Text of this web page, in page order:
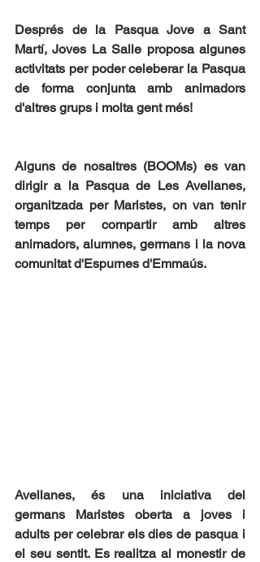
Després de la Pasqua Jove a Sant
Martí, Joves La Salle proposa algunes
activitats per poder celeberar la Pasqua
de forma conjunta amb animadors
d'altres grups i molta gent més!
Alguns de nosaltres (BOOMs) es van
dirigir a la Pasqua de Les Avellanes,
organitzada per Maristes, on van tenir
temps per compartir amb altres
animadors, alumnes, germans i la nova
comunitat d'Espurnes d'Emmaús.
Avellanes, és una iniciativa del
germans Maristes oberta a joves​ i
adults per celebrar els dies de pasqua i
el seu sentit. Es realitza al monestir de